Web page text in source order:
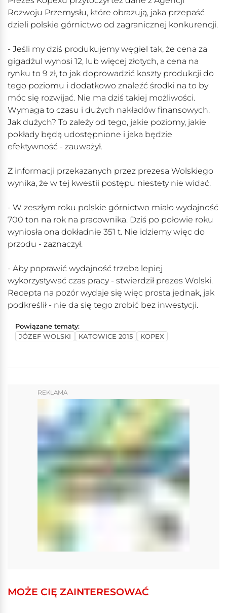
Rozwoju Przemysłu, które obrazują, jaka przepaść
dzieli polskie górnictwo od zagranicznej konkurencji.
- Jeśli my dziś produkujemy węgiel tak, że cena za
gigadżul wynosi 12, lub więcej złotych, a cena na
rynku to 9 zł, to jak doprowadzić koszty produkcji do
tego poziomu i dodatkowo znaleźć środki na to by
móc się rozwijać. Nie ma dziś takiej możliwości.
Wymaga to czasu i dużych nakładów finansowych.
Jak dużych? To zależy od tego, jakie poziomy, jakie
pokłady będą udostępnione i jaka będzie
efektywność - zauważył.
Z informacji przekazanych przez prezesa Wolskiego
wynika, że w tej kwestii postępu niestety nie widać.
- W zeszłym roku polskie górnictwo miało wydajność
700 ton na rok na pracownika. Dziś po połowie roku
wyniosła ona dokładnie 351 t. Nie idziemy więc do
przodu - zaznaczył.
- Aby poprawić wydajność trzeba lepiej
wykorzystywać czas pracy - stwierdził prezes Wolski.
Recepta na pozór wydaje się więc prosta jednak, jak
podkreślił - nie da się tego zrobić bez inwestycji.
Powiązane tematy:
JÓZEF WOLSKI
KATOWICE 2015 KOPEX
REKLAMA
MOŻE CIĘ ZAINTERESOWAĆ